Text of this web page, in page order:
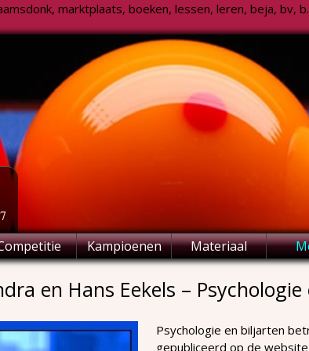
marktplaats, boeken, lessen, leren, beja, bv,
Kampioenen Materiaal
en Hans Eekels –
Psychologie en biljarten
gepubliceerd op de